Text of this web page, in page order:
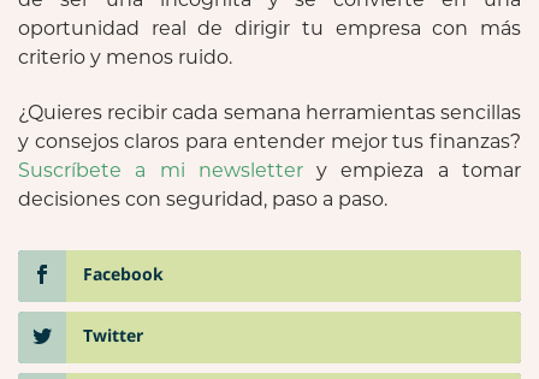
oportunidad real de dirigir tu empresa con más
criterio y menos ruido.
¿Quieres recibir cada semana herramientas sencillas
y consejos claros para entender mejor tus finanzas?
Suscríbete a mi newslettery empieza a tomar
decisiones con seguridad, paso a paso.
Facebook
Twitter